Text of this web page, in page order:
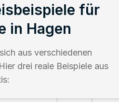
für
in Hagen
aus verschiedenen
drei reale Beispiele aus